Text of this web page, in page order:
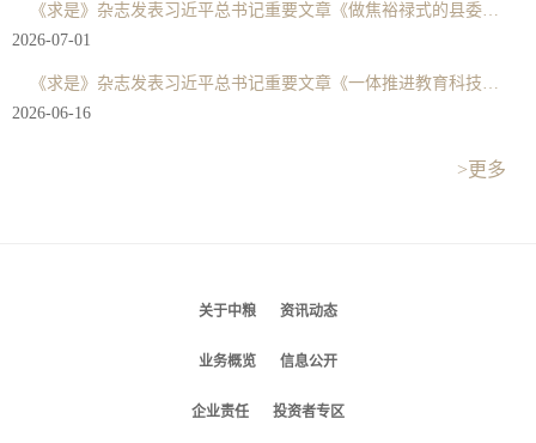
《求是》杂志发表习近平总书记重要文章《做焦裕禄式的县委书记》
2026-07-01
《求是》杂志发表习近平总书记重要文章《一体推进教育科技人才发展》
2026-06-16
>更多
关于中粮 资讯动态
业务概览 信息公开
企业责任 投资者专区